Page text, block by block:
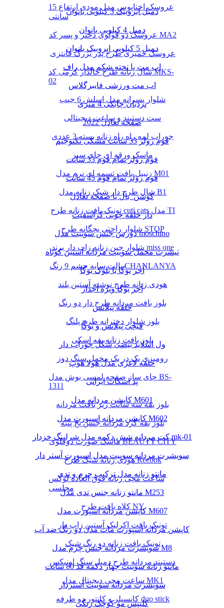
عروسک اختاپوس مدل مودی ارتفاع 15
سانتی
عروسک دو قولوی دختر و پسر کد MA2
عروسک خمیری طرح پدر بزرگ فانتزی
شال زنانه طرح خالدار کرمی کد MKS-
02
شلوار پسرانه مدل اسلش 6 جیب
ست دستبند و ساعت دیجیتالی
جوراب لمه راه راه زنانه بسته 3 عددی
ماسک ورقه ای چای سبز
زنبیل بافت تسمه ای نرم مدل M01
شال طرح دار شیک زنانه مدل B1
تونیک بافت زنانه طرح cuti cats مدل TI
شلوار راحتی بچگانه طرح STOP
شلوار جین زنانه زاپ دار برند miss one
پالت سایه چشم 9 رنگ CHANLANYA
هودی زنانه طرح نوشته آستین بلند
بلوز بافت مردانه طرح دار دو رنگ
بلوز شلوار دخترانه طرح پلنگ
بلوز بافت زنانه یقه اسکی
رومیزی یک در یک مخمل سنگ دوز
چای ساز صفحه لمسی بوش مدل BS-
1311
بلوز یقه سه سانت ریز بافت مردانه
بلوز یقه گرد مردانه جنس نخ پنبه
ماسک صورت دوقلوی BEAUTY CITY
هودی زنانه شیک طرح Reebok
ساعت مچی زنانه فوق العاده لوکس
مجلسی
کلاه بافت طرح NY
تونیک بافت اکرلیک آستین زاپ دار
تونیک بافت زنانه دو رنگ شیک
دستبند مردانه طرح دمبل سنگ اونیکس
ساعت مچی دیجیتال مدل MK1
کانسیلر و کانتور دو طرفه duo stick
دمبل ایروبیک 3 کیلویی بانوان
دمبل 4 کیلویی بانوان
دمبل 5 کیلویی ایروبیک بانوان
اب مت یا تخته شکم مدل راف
اب مت ورزشی فایبرگلاس
نردبان چابکی 4 متری
صفحه تعادل 2022
فوم رولر 33 سانت مشکی تکنوجیم
فوم رولر تمام فوم 33 سانت
فوم رولر تمام فوم 45 سانت
کوشن بال یا صفحه تعادل
دار حلقه چوبی کراسفیت
دورس جنس سوییت مدل moschino
تیشرت مخمل سوییت مردانه آستین کوتاه
آجر یوگا یا بلوک یوگا
آجر یوگا ویژه آجدار
حلقه پیلاتس
قیچی پیلاتس و یوگا
ول اسلاید بیضی شکل جوراب دار
حلقه لاغری مدل هولا هوپ
پد اسکات ایرانی
کاپشن مردانه مدل M601
کاپشن مردانه اسپورت مدل M602
کت مردانه شش دکمه مدل شرلینگ خزدار mk-01
سویشرت مردانه سوییت مدل اسپورت آستر دار
مانتو زنانه مدل ترکیب چرم و تدی
مانتو زنانه جنس تدی مدل M253
کاپشن مردانه اسپورت مدل M607
کاپشن مردانه اسپورت مات مدل دو رنگ ضد آب
سویشرت مردانه جنس چرم مدل M8
مانتو زنانه سوییت چهار دکمه قد 80 سانت
سویشرت مردانه سوییت آستردار
کلیپس مو کوچک رنگی